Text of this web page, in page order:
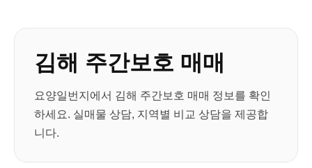
김해 주간보호 매매
요양일번지에서 김해 주간보호 매매 정보를 확인
하세요. 실매물 상담, 지역별 비교 상담을 제공합
니다.